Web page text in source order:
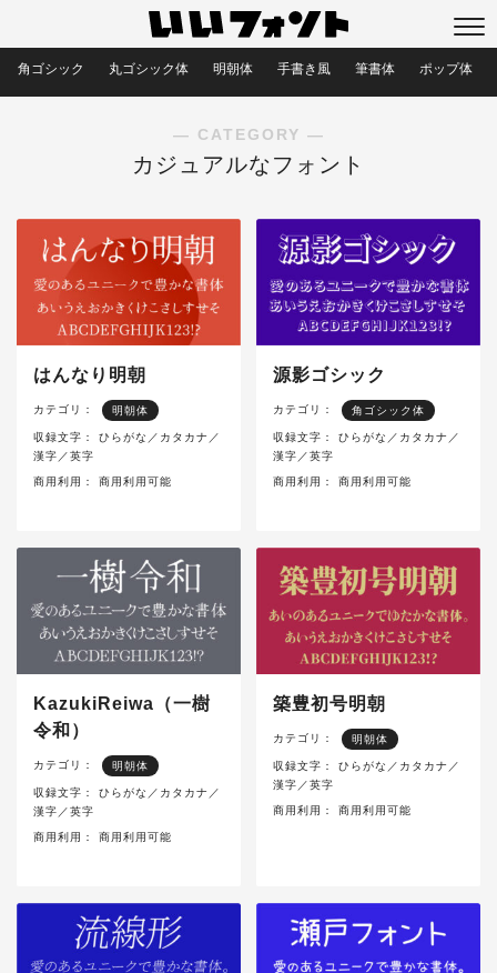
角ゴシック 丸ゴシック体 明朝体 手書き風 筆書体 ポップ体
― CATEGORY ―
カジュアルなフォント
はんなり明朝
カテゴリ： 明朝体
収録文字：
ひらがな／カタカナ／
漢字／英字
商用利用： 商用利用可能
源影ゴシック
カテゴリ： 角ゴシック体
収録文字：
ひらがな／カタカナ／
漢字／英字
商用利用： 商用利用可能
KazukiReiwa（一樹
令和）
カテゴリ： 明朝体
収録文字：
ひらがな／カタカナ／
漢字／英字
商用利用： 商用利用可能
築豊初号明朝
カテゴリ： 明朝体
収録文字：
ひらがな／カタカナ／
漢字／英字
商用利用： 商用利用可能